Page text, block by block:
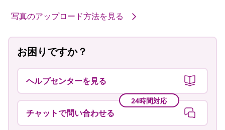
写真のアップロード方法を見る
お困りですか？
ヘルプセンターを見る
24時間対応
チャットで問い合わせる